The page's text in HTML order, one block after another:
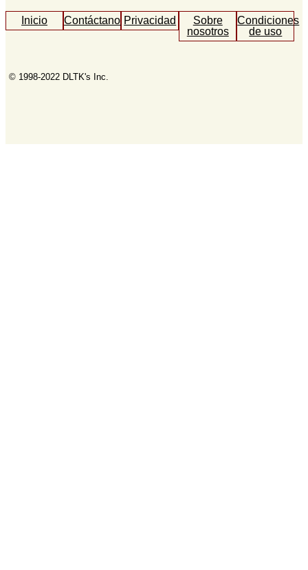
Inicio ContáctanosPrivacidad
Sobre
nosotros
Condiciones
de uso
© 1998-2022 DLTK's Inc.